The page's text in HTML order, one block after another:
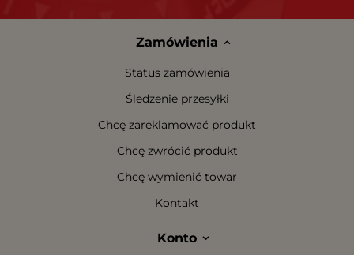
Zamówienia
Status zamówienia
Śledzenie przesyłki
Chcę zareklamować produkt
Chcę zwrócić produkt
Chcę wymienić towar
Kontakt
Konto